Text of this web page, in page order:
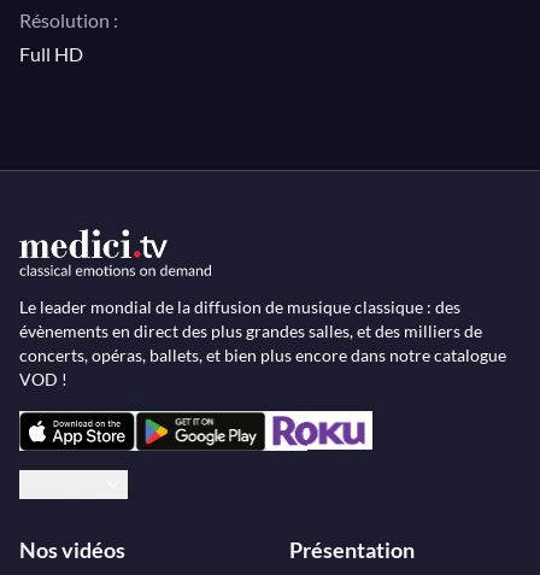
Résolution :
Full HD
Le leader mondial de la diffusion de musique classique : des
évènements en direct des plus grandes salles, et des milliers de
concerts, opéras, ballets, et bien plus encore dans notre catalogue
VOD !
Nos vidéos Présentation